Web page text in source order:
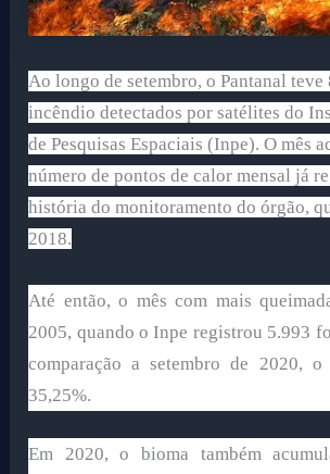
Ao longo de setembro, o Pantanal teve
incêndio detectados por satélites do
de Pesquisas Espaciais (Inpe). O mês
número de pontos de calor mensal já
história do monitoramento do órgão,
2018.
Até então, o mês com mais
2005, quando o Inpe registrou 5.993
comparação a setembro de 2020,
35,25%.
Em 2020, o bioma também